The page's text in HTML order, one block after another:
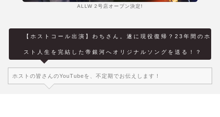
ALLW 2号店オープン決定!
【ホストコール出演】わちさん。遂に現役復帰？23年間のホ
スト人生を完結した帝銀河へオリジナルソングを送る！？
ホストの皆さんのYouTubeを、不定期でお伝えします！